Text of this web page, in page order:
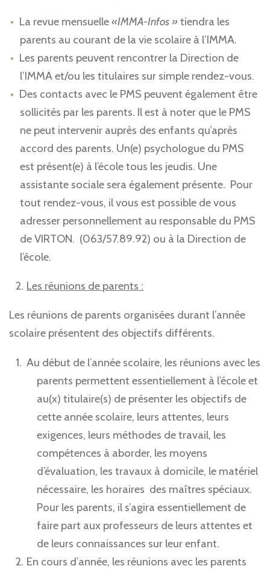
La revue mensuelle«IMMA-Infos »tiendra les
parents au courant de la vie scolaire à l’IMMA.
Les parents peuvent rencontrer la Direction de
l’IMMA et/ou les titulaires sur simple rendez-vous.
Des contacts avec le PMS peuvent également être
sollicités par les parents. Il est à noter que le PMS
ne peut intervenir auprès des enfants qu’après
accord des parents. Un(e) psychologue du PMS
est présent(e) à l’école tous les jeudis. Une
assistante sociale sera également présente. Pour
tout rendez-vous, il vous est possible de vous
adresser personnellement au responsable du PMS
de VIRTON. (063/57.89.92) ou à la Direction de
l’école.
Les réunions de parents :
Les réunions de parents organisées durant l’année
scolaire présentent des objectifs différents.
Au début de l’année scolaire, les réunions avec les
parents permettent essentiellement à l’école et
au(x) titulaire(s) de présenter les objectifs de
cette année scolaire, leurs attentes, leurs
exigences, leurs méthodes de travail, les
compétences à aborder, les moyens
d’évaluation, les travaux à domicile, le matériel
nécessaire, les horaires des maîtres spéciaux.
Pour les parents, il s’agira essentiellement de
faire part aux professeurs de leurs attentes et
de leurs connaissances sur leur enfant.
En cours d’année, les réunions avec les parents